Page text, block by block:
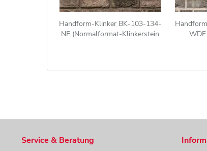
Handform-Klinker BK-103-134-
NF (Normalformat-Klinkerstein
Service & Beratung